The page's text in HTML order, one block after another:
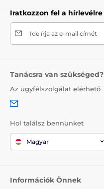
Iratkozzon fel a hírlevélre
Ide írja az e-mail címét
Tanácsra van szükséged?
Az ügyfélszolgálat elérhető
Hol találsz bennünket
Magyar
Információk Önnek